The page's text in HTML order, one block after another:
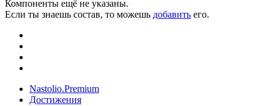
Компоненты ещё не указаны.
Если ты знаешь состав, то можешь добавить его.
Nastolio.Premium
Достижения